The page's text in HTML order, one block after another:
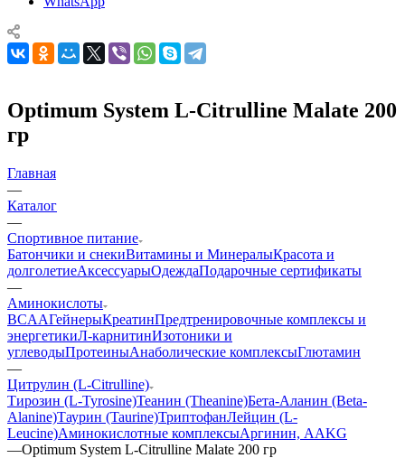
Optimum System L-Citrulline Malate 200
гр
Главная
—
Каталог
—
Спортивное питание
Батончики и снекиВитамины и МинералыКрасота и
долголетиеАксессуарыОдеждаПодарочные сертификаты
—
Аминокислоты
BCAAГейнерыКреатинПредтренировочные комплексы и
энергетикиЛ-карнитинИзотоники и
углеводыПротеиныАнаболические комплексыГлютамин
—
Цитрулин (L-Citrulline)
Тирозин (L-Tyrosine)Теанин (Theanine)Бета-Аланин (Beta-
Alanine)Таурин (Taurine)ТриптофанЛейцин (L-
Leucine)Аминокислотные комплексыАргинин, AAKG
—Optimum System L-Citrulline Malate 200 гр